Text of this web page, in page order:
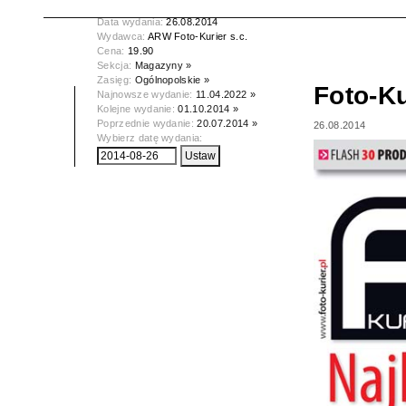
Data wydania:26.08.2014
Wydawca: ARW Foto-Kurier s.c.
Cena: 19.90
Sekcja: Magazyny »
Zasięg: Ogólnopolskie »
Najnowsze wydanie: 11.04.2022 »
Kolejne wydanie:01.10.2014 »
Poprzednie wydanie:20.07.2014 »
Wybierz datę wydania:
Foto-
26.08.2014